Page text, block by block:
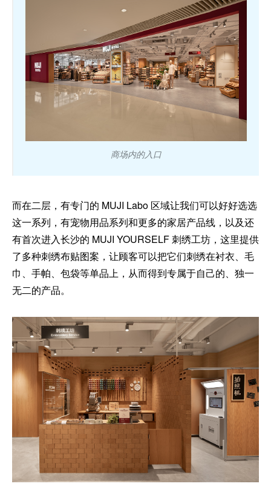
商场内的入口
而在二层，有专门的 MUJI Labo 区域让我们可以好好选选
这一系列，有宠物用品系列和更多的家居产品线，以及还
有首次进入长沙的 MUJI YOURSELF 刺绣工坊，这里提供
了多种刺绣布贴图案，让顾客可以把它们刺绣在衬衣、毛
巾、手帕、包袋等单品上，从而得到专属于自己的、独一
无二的产品。